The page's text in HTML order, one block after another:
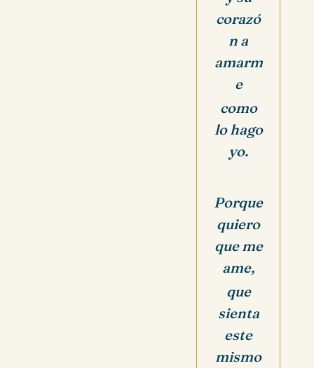
corazó
n a
amarm
e
como
lo hago
yo.
Porque
quiero
que me
ame,
que
sienta
este
mismo